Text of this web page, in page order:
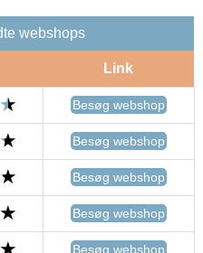
webshops
Link
Besøg webshop
Besøg webshop
Besøg webshop
Besøg webshop
Besøg webshop